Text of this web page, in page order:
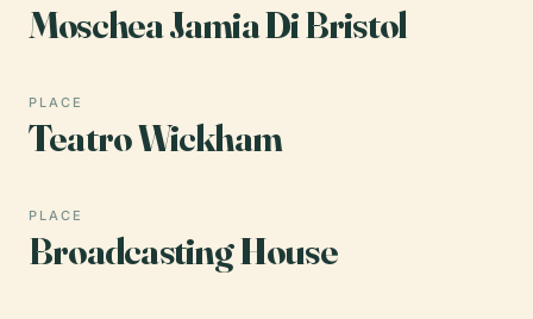
Moschea Jamia Di Bristol
PLACE
Teatro Wickham
PLACE
Broadcasting House